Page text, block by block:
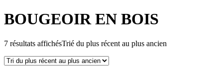
BOUGEOIR EN BOIS
7 résultats affichésTrié du plus récent au plus ancien